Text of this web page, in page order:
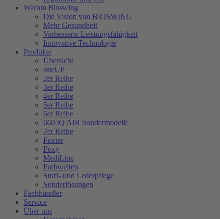
Warum Bioswing
Die Vision von BIOSWING
Mehr Gesundheit
Verbesserte Leistungsfähigkeit
Innovative Technologie
Produkte
Übersicht
oneUP
2er Reihe
3er Reihe
4er Reihe
5er Reihe
6er Reihe
660 iQ AIR Sondermodelle
7er Reihe
Foxter
Foxy
MediLine
Farbwelten
Stoff- und Lederpflege
Sonderlösungen
Fachhändler
Service
Über uns